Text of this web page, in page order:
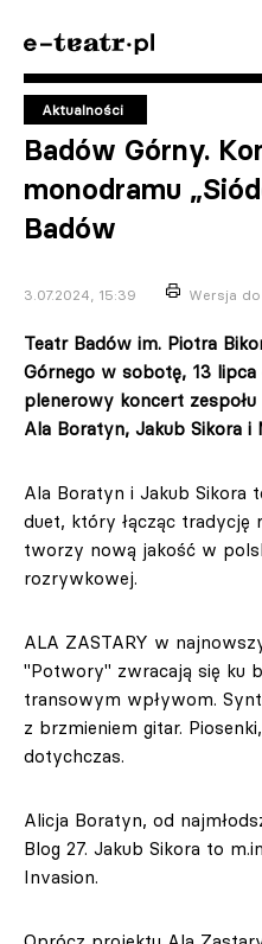
Aktualności
Badów Górny.
monodramu
Badów
3.07.2024, 15:39 Wersja
Teatr Badów im. Piotra
Górnego w sobotę, 13 lipca
plenerowy koncert zespołu
Ala Boratyn, Jakub Sikora i
Ala Boratyn i Jakub Sikora
duet, który łącząc tradycję
tworzy nową jakość w
rozrywkowej.
ALA ZASTARY w
"Potwory" zwracają się ku
transowym wpływom.
z brzmieniem gitar.
dotychczas.
Alicja Boratyn, od
Blog 27. Jakub Sikora to
Invasion.